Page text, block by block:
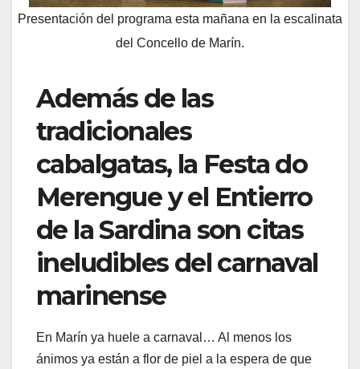
Presentación del programa esta mañana en la escalinata
del Concello de Marín.
Además de las
tradicionales
cabalgatas, la Festa do
Merengue y el Entierro
de la Sardina son citas
ineludibles del carnaval
marinense
En Marín ya huele a carnaval… Al menos los
ánimos ya están a flor de piel a la espera de que